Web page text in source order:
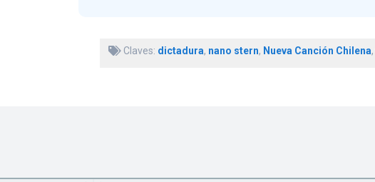
Claves: dictadura, nano stern, Nueva Canción Chilena,